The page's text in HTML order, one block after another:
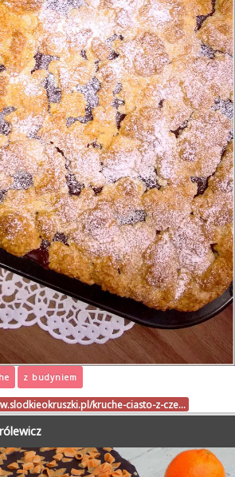
z budyniem
kruche-ciasto-z-cze…